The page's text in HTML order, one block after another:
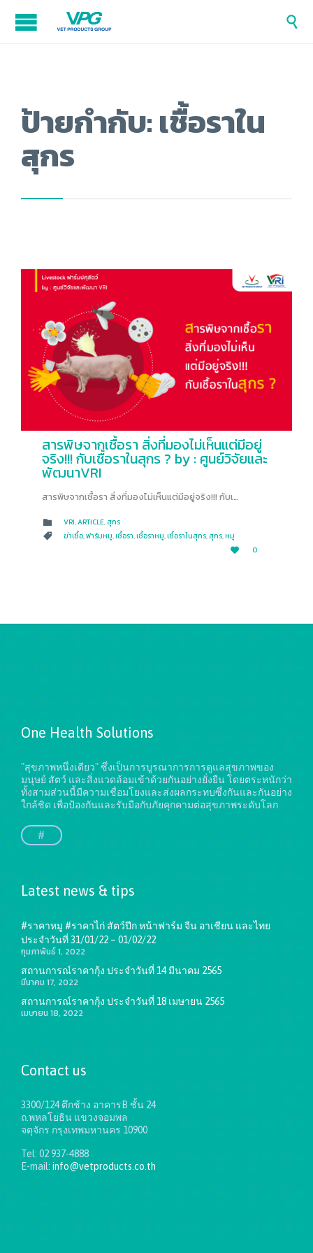

ป้ายกำกับ:เชื้อราใน
สุกร
สารพิษจากเชื้อรา สิ่งที่มองไม่เห็นแต่มีอยู่
จริง!!! กับเชื้อราในสุกร ? by : ศูนย์วิจัยและ
พัฒนาVRI
สารพิษจากเชื้อรา สิ่งที่มองไม่เห็นแต่มีอยู่จริง!!! กับเ…
 CATEGORY
VRI,ARTICLE, สุกร
 CATEGORY
ฆ่าเชื้อ,ฟาร์มหมู,เชื้อรา,เชื้อราหมู,เชื้อราในสุกร, สุกร,หมู

LOVE
IT
0
One Health Solutions
"สุขภาพหนึ่งเดียว" ซึ่งเป็นการบูรณาการการดูแลสุขภาพของ
มนุษย์ สัตว์ และสิ่งแวดล้อมเข้าด้วยกันอย่างยั่งยืนโดยตระหนักว่า
ทั้งสามส่วนนี้มีความเชื่อมโยงและส่งผลกระทบซึ่งกันและกันอย่าง
ใกล้ชิด เพื่อป้องกันและรับมือกับภัยคุกคามต่อสุขภาพระดับโลก
#
Latest news & tips
#ราคาหมู #ราคาไก่ สัตว์ปีก หน้าฟาร์ม จีน อาเชียน และไทย
ประจำวันที่ 31/01/22 – 01/02/22
กุมภาพันธ์ 1, 2022
สถานการณ์ราคากุ้ง ประจำวันที่ 14 มีนาคม 2565
มีนาคม 17, 2022
สถานการณ์ราคากุ้ง ประจำวันที่ 18 เมษายน 2565
เมษายน 18, 2022
Contact us
3300/124 ตึกช้าง อาคารB ชั้น 24
ถ.พหลโยธิน แขวงจอมพล
จตุจักร กรุงเทพมหานคร 10900
Tel: 02 937-4888
E-mail: info@vetproducts.co.th